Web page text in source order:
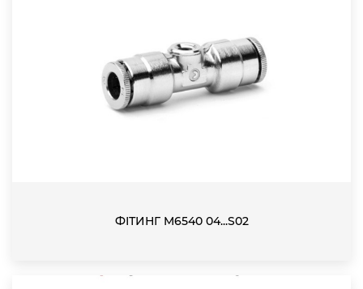
ФІТИНГ M6540 04...S02